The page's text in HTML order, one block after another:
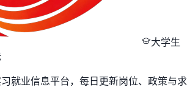
大学生
就业信息平台，每日更新岗位、政策与求